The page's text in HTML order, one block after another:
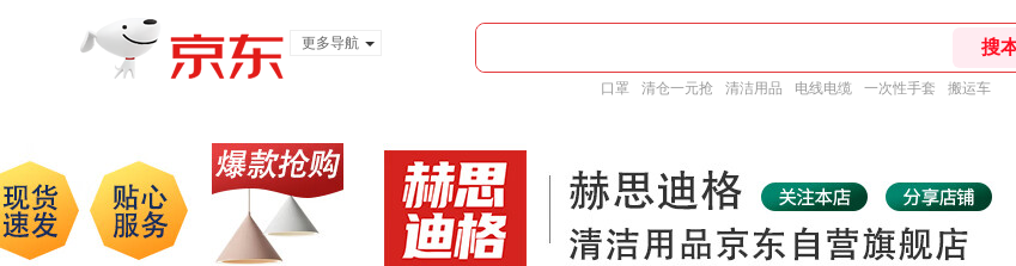
更多导航
口罩 清仓一元抢 清洁用品 电线电缆 一次性手套 搬运车